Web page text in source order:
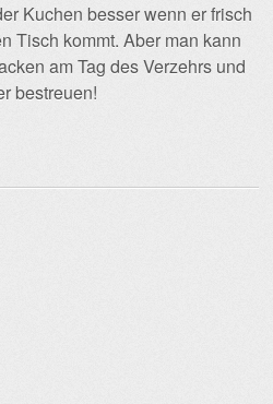
Kuchen besser wenn er frisch
Tisch kommt. Aber man kann
am Tag des Verzehrs und
bestreuen!